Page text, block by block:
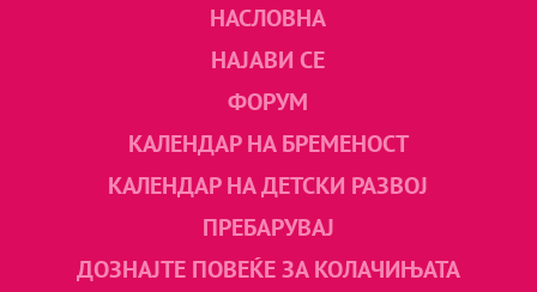
НАСЛОВНА
НАЈАВИ СЕ
ФОРУМ
КАЛЕНДАР НА БРЕМЕНОСТ
КАЛЕНДАР НА ДЕТСКИ РАЗВОЈ
ПРЕБАРУВАЈ
ДОЗНАЈТЕ ПОВЕЌЕ ЗА КОЛАЧИЊАТА